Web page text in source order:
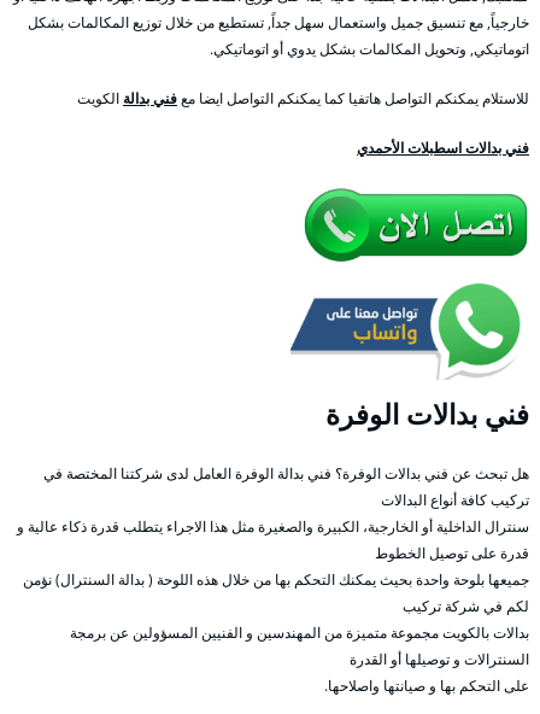
خارجياً, مع تنسيق جميل واستعمال سهل جداً, تستطيع من خلال توزيع المكالمات بشكل
اتوماتيكي, وتحويل المكالمات بشكل يدوي أو اتوماتيكي.
للاستلام يمكنكم التواصل هاتفيا كما يمكنكم التواصل ايضا معفني بدالة الكويت
فني بدالات اسطبلات الأحمدي
فني بدالات الوفرة
هل تبحث عن فني بدالات الوفرة؟ فني بدالة الوفرة العامل لدى شركتنا المختصة في
تركيب كافة أنواع البدالات
سنترال الداخلية أو الخارجية، الكبيرة والصغيرة مثل هذا الاجراء يتطلب قدرة ذكاء عالية و
قدرة على توصيل الخطوط
جميعها بلوحة واحدة بحيث يمكنك التحكم بها من خلال هذه اللوحة ( بدالة السنترال) نؤمن
لكم في شركة تركيب
بدالات بالكويت مجموعة متميزة من المهندسين و الفنيين المسؤولين عن برمجة
السنترالات و توصيلها أو القدرة
على التحكم بها و صيانتها واصلاحها.